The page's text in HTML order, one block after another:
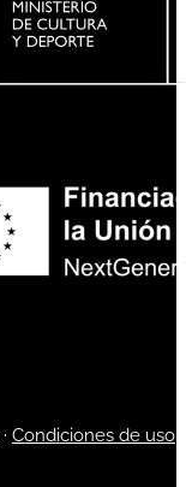
· Condiciones de uso